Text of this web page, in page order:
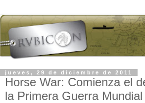
jueves, 29 de diciembre de 2011
Horse War: Comienza el
la Primera Guerra Mundial